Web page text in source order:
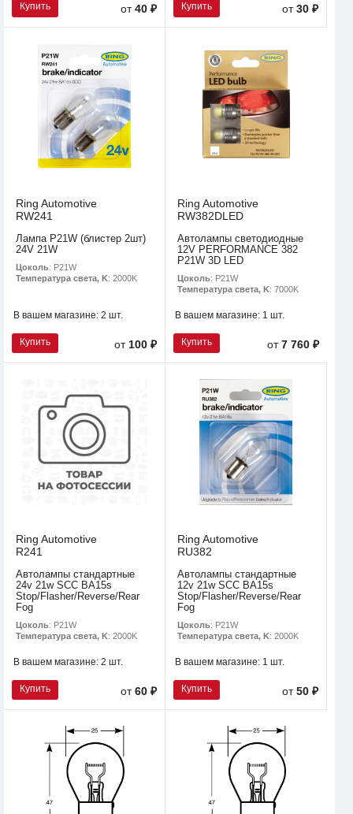
Купить от40 ₽ Купить от30 ₽
Ring Automotive
RW241
Лампа P21W (блистер 2шт)
24V 21W
Цоколь: P21W
Температура света, K: 2000K
В вашем магазине: 2 шт.
Купить от 100 ₽
Ring Automotive
RW382DLED
Автолампы светодиодные
12V PERFORMANCE 382
P21W 3D LED
Цоколь: P21W
Температура света, K: 7000K
В вашем магазине: 1 шт.
Купить от7 760 ₽
Ring Automotive
R241
Автолампы стандартные
24v 21w SCC BA15s
Stop/Flasher/Reverse/Rear
Fog
Цоколь: P21W
Температура света, K: 2000K
В вашем магазине: 2 шт.
Купить от60 ₽
Ring Automotive
RU382
Автолампы стандартные
12v 21w SCC BA15s
Stop/Flasher/Reverse/Rear
Fog
Цоколь: P21W
Температура света, K: 2000K
В вашем магазине: 1 шт.
Купить от50 ₽